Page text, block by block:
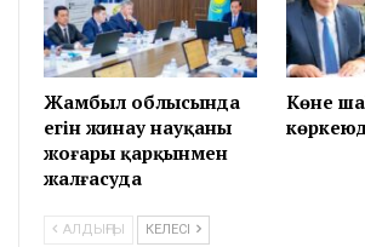
Жамбыл облысында
егін жинау науқаны
жоғары қарқынмен
жалғасуда
Көне
АЛДЫҢҒЫ КЕЛЕСІ